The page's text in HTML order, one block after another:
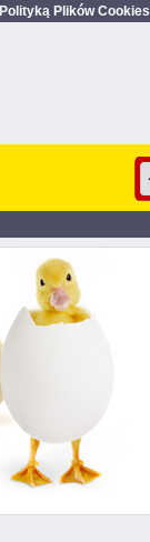
Polityką Plików Cookies